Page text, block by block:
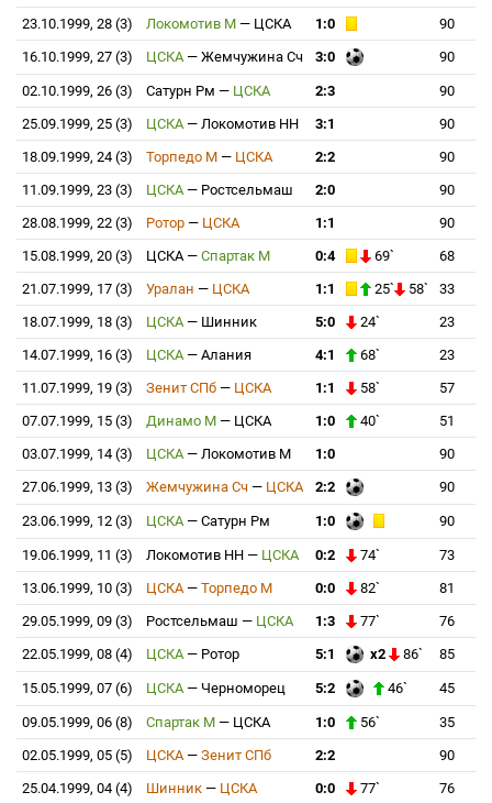
23.10.1999, 28 (3)
Локомотив М — ЦСКА 1:0
90
16.10.1999, 27 (3)
ЦСКА — Жемчужина Сч 3:0 90
02.10.1999, 26 (3) Сатурн Рм — ЦСКА 2:3
90
25.09.1999, 25 (3)
ЦСКА — Локомотив НН 3:1
90
18.09.1999, 24 (3)
Торпедо М — ЦСКА 2:2
90
11.09.1999, 23 (3)
ЦСКА — Ростсельмаш 2:0
90
28.08.1999, 22 (3)
Ротор — ЦСКА 1:1
90
15.08.1999, 20 (3)
ЦСКА — Спартак М 0:4 69`
68
21.07.1999, 17 (3)
Уралан — ЦСКА 1:1 25` 58`
33
18.07.1999, 18 (3)
ЦСКА — Шинник 5:0 24`
23
14.07.1999, 16 (3)
ЦСКА — Алания 4:1 68`
23
11.07.1999, 19 (3)
Зенит СПб — ЦСКА 1:1 58`
57
07.07.1999, 15 (3)
Динамо М — ЦСКА 1:0 40`
51
03.07.1999, 14 (3)
ЦСКА — Локомотив М 1:0
90
27.06.1999, 13 (3)
Жемчужина Сч — ЦСКА 2:2 90
23.06.1999, 12 (3) ЦСКА — Сатурн Рм 1:0 90
19.06.1999, 11 (3) Локомотив НН — ЦСКА 0:2 74`
73
13.06.1999, 10 (3)
ЦСКА — Торпедо М 0:0 82`
81
29.05.1999, 09 (3)
Ростсельмаш — ЦСКА 1:3 77`
76
22.05.1999, 08 (4)
ЦСКА — Ротор 5:1 x2 86` 85
15.05.1999, 07 (6) ЦСКА — Черноморец 5:2 46` 45
09.05.1999, 06 (8) Спартак М — ЦСКА 1:0 56`
35
02.05.1999, 05 (5)
ЦСКА — Зенит СПб 2:2
90
25.04.1999, 04 (4)
Шинник — ЦСКА 0:0 77`
76